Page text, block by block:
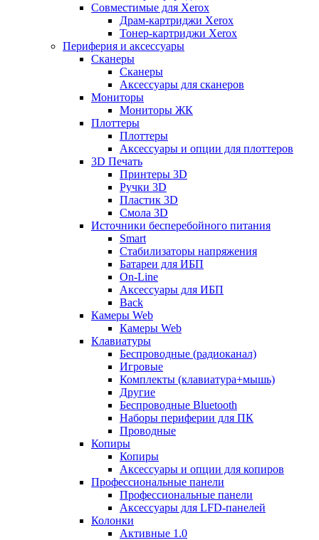
Совместимые для Xerox
Драм-картриджи Xerox
Тонер-картриджи Xerox
Периферия и аксессуары
Сканеры
Сканеры
Аксессуары для сканеров
Мониторы
Мониторы ЖК
Плоттеры
Плоттеры
Аксессуары и опции для плоттеров
3D Печать
Принтеры 3D
Ручки 3D
Пластик 3D
Смола 3D
Источники бесперебойного питания
Smart
Стабилизаторы напряжения
Батареи для ИБП
On-Line
Аксессуары для ИБП
Back
Камеры Web
Камеры Web
Клавиатуры
Беспроводные (радиоканал)
Игровые
Комплекты (клавиатура+мышь)
Другие
Беспроводные Bluetooth
Наборы периферии для ПК
Проводные
Копиры
Копиры
Аксессуары и опции для копиров
Профессиональные панели
Профессиональные панели
Аксессуары для LFD-панелей
Колонки
Активные 1.0